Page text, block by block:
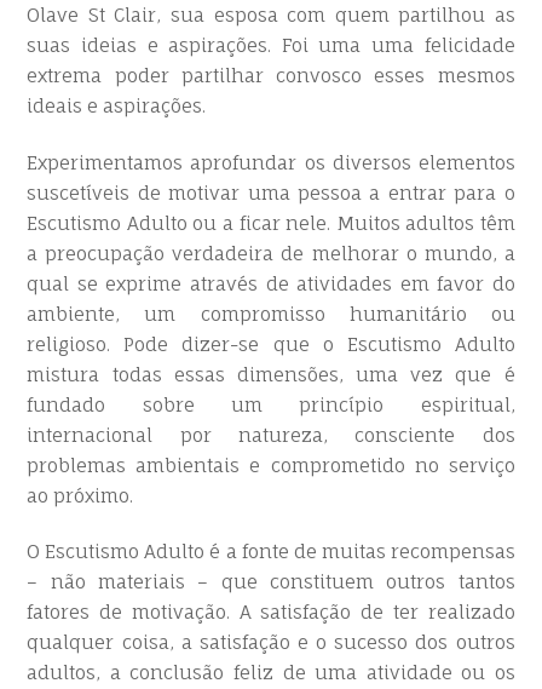
Olave St Clair, sua esposa com quem partilhou as
suas ideias e aspirações. Foi uma uma felicidade
extrema poder partilhar convosco esses mesmos
ideais e aspirações.
Experimentamos aprofundar os diversos elementos
suscetíveis de motivar uma pessoa a entrar para o
Escutismo Adulto ou a ficar nele. Muitos adultos têm
a preocupação verdadeira de melhorar o mundo, a
qual se exprime através de atividades em favor do
ambiente, um compromisso humanitário ou
religioso. Pode dizer-se que o Escutismo Adulto
mistura todas essas dimensões, uma vez que é
fundado sobre um princípio espiritual,
internacional por natureza, consciente dos
problemas ambientais e comprometido no serviço
ao próximo.
O Escutismo Adulto é a fonte de muitas recompensas
– não materiais – que constituem outros tantos
fatores de motivação. A satisfação de ter realizado
qualquer coisa, a satisfação e o sucesso dos outros
adultos, a conclusão feliz de uma atividade ou os